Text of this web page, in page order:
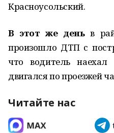
Красноусольский.
В этот же деньв
произошло ДТП с
что водитель
двигался по проезжей
Читайте нас